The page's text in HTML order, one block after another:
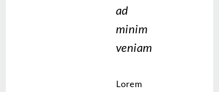
ad
minim
veniam
Lorem